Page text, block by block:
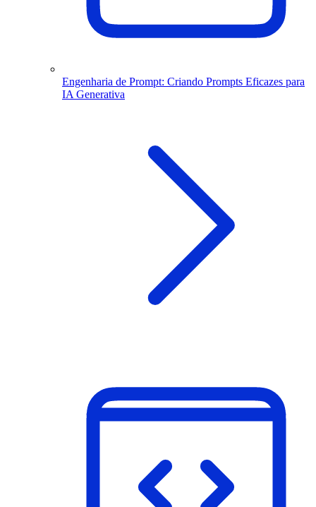
Engenharia de Prompt: Criando Prompts Eficazes para
IA Generativa